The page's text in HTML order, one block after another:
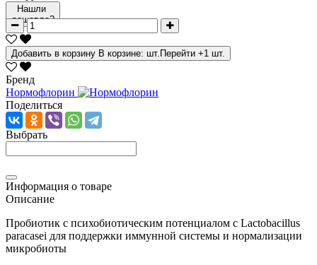
Нашли
дешевле?
Добавить в корзину В корзине: шт. Перейти +1 шт.
Бренд
Нормофлорин
Поделиться
Выбрать
Информация о товаре
Описание
Пробиотик с психобиотическим потенциалом с Lactobacillus
paracasei для поддержки иммунной системы и нормализации
микробиоты